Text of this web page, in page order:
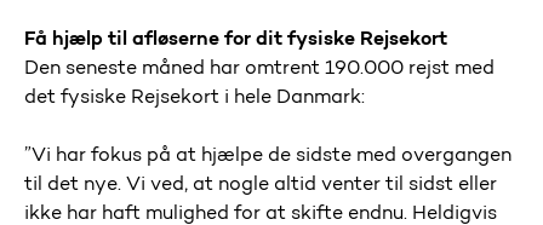
Få hjælp til afløserne for dit fysiske Rejsekort
Den seneste måned har omtrent 190.000 rejst med
det fysiske Rejsekort i hele Danmark:
”Vi har fokus på at hjælpe de sidste med overgangen
til det nye. Vi ved, at nogle altid venter til sidst eller
ikke har haft mulighed for at skifte endnu. Heldigvis